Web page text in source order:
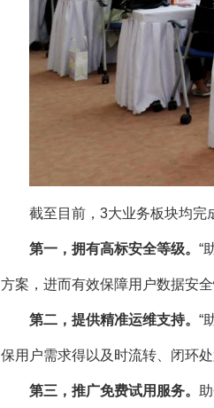
截至目前， 3大业务板块均完
第一，拥有高标安全等级。 “
方案，进而有效保障用户数据安
第二，提供精准运维支持。 “
保用户需求得以及时流转、闭环
第三，推广免费试用服务。